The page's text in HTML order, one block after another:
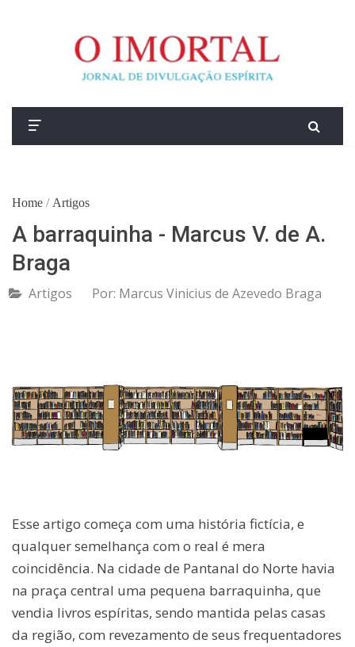
Home / Artigos
A barraquinha - Marcus V. de A.
Braga
Artigos Por: Marcus Vinicius de Azevedo Braga
Esse artigo começa com uma história fictícia, e
qualquer semelhança com o real é mera
coincidência. Na cidade de Pantanal do Norte havia
na praça central uma pequena barraquinha, que
vendia livros espíritas, sendo mantida pelas casas
da região, com revezamento de seus frequentadores